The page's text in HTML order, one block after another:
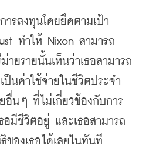
ารลงทุนโดยยึดตามเป้า
ทำให้ Nixon สามารถ
ายรายนั้นเห็นว่าเธอสามารถ
ป็นค่าใช้จ่ายในชีวิตประจำ
อื่นๆ ที่ไม่เกี่ยวข้องกับการ
อมีชีวิตอยู่ และเธอสามารถ
ของเธอได้เลยในทันที